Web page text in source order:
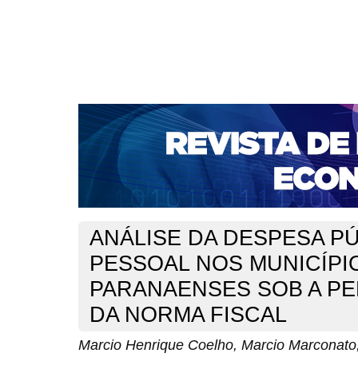
CAPA SOBRE ACESSO CADASTRO
NOTÍCIAS
PORTAL DE REVISTAS DA UNIFACS
BASES DE DADOS E INDEXADORES
Capa Ano XXIII - V. 2 - N. 49 - Agosto de 2021>Coelho
ANÁLISE DA DESPESA
PESSOAL NOS
PARANAENSES SOB A
DA NORMA FISCAL
Marcio Henrique Coelho, Marcio